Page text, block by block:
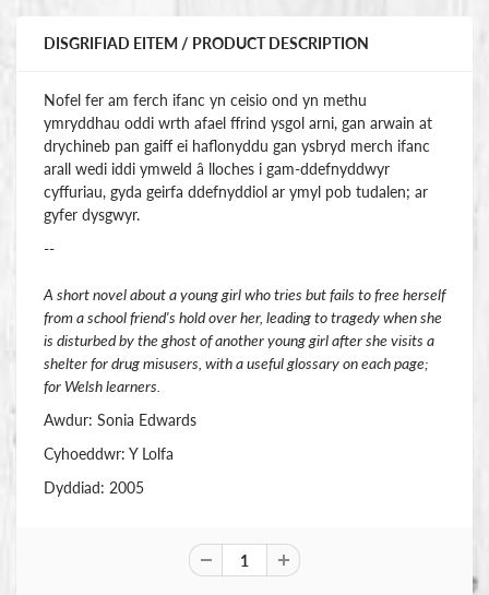
DISGRIFIAD EITEM / PRODUCT DESCRIPTION
Nofel fer am ferch ifanc yn ceisio ond yn methu
ymryddhau oddi wrth afael ffrind ysgol arni, gan arwain at
drychineb pan gaiff ei haflonyddu gan ysbryd merch ifanc
arall wedi iddi ymweld â lloches i gam-ddefnyddwyr
cyffuriau, gyda geirfa ddefnyddiol ar ymyl pob tudalen; ar
gyfer dysgwyr.
--
A short novel about a young girl who tries but fails to free herself
from a school friend's hold over her, leading to tragedy when she
is disturbed by the ghost of another young girl after she visits a
shelter for drug misusers, with a useful glossary on each page;
for Welsh learners.
Awdur: Sonia Edwards
Cyhoeddwr: Y Lolfa
Dyddiad: 2005